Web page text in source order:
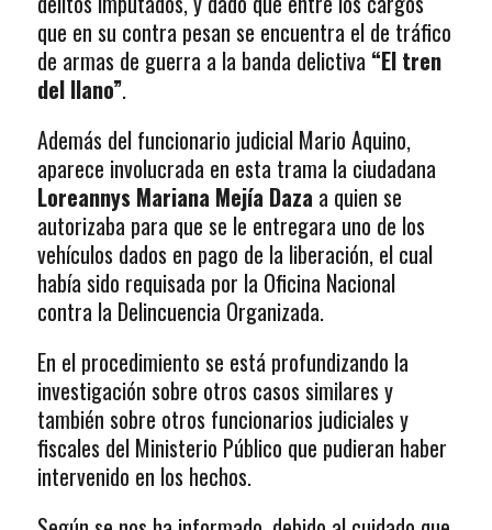
que en su contra pesan se encuentra el de tráfico
de armas de guerra a la banda delictiva “El tren
del llano”.
Además del funcionario judicial Mario Aquino,
aparece involucrada en esta trama la ciudadana
Loreannys Mariana Mejía Daza a quien se
autorizaba para que se le entregara uno de los
vehículos dados en pago de la liberación, el cual
había sido requisada por la Oficina Nacional
contra la Delincuencia Organizada.
En el procedimiento se está profundizando la
investigación sobre otros casos similares y
también sobre otros funcionarios judiciales y
fiscales del Ministerio Público que pudieran haber
intervenido en los hechos.